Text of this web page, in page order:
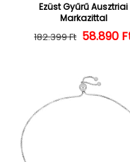
Ezüst Gyűrű Ausztriai
Markazittal
Normál
182.399 Ft 58.890